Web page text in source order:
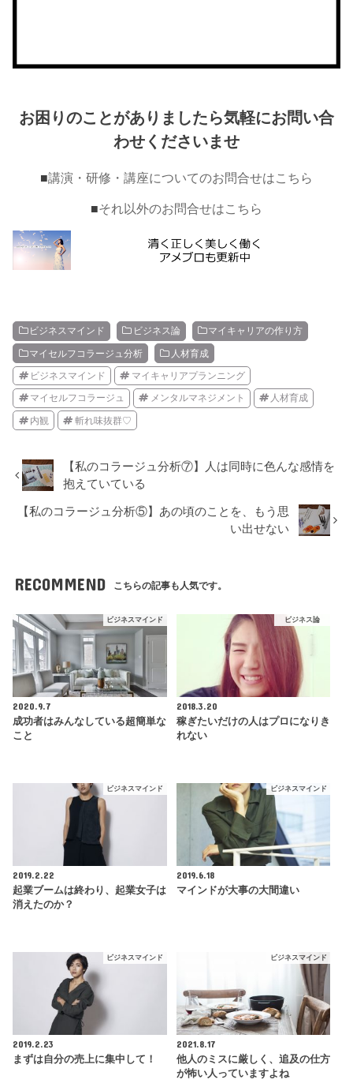
お困りのことがありましたら気軽にお問い合
わせくださいませ
■講演・研修・講座についてのお問合せはこちら
■それ以外のお問合せはこちら
ビジネスマインド ビジネス論 マイキャリアの作り方
マイセルフコラージュ分析 人材育成
ビジネスマインド マイキャリアプランニング
マイセルフコラージュ メンタルマネジメント 人材育成
内観 斬れ味抜群♡
【私のコラージュ分析⑦】人は同時に色んな感情を
抱えていている
【私のコラージュ分析⑤】あの頃のことを、もう思
い出せない
RECOMMEND こちらの記事も人気です。
ビジネスマインド
2020.9.7
成功者はみんなしている超簡単な
こと
ビジネス論
2018.3.20
稼ぎたいだけの人はプロになりき
れない
ビジネスマインド
2019.2.22
起業ブームは終わり、起業女子は
消えたのか？
ビジネスマインド
2019.6.18
マインドが大事の大間違い
ビジネスマインド
2019.2.23
まずは自分の売上に集中して！
ビジネスマインド
2021.8.17
他人のミスに厳しく、追及の仕方
が怖い人っていますよね